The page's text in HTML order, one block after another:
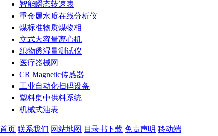
智能瞬态转速表
重金属水质在线分析仪
煤标准物质煤物相
立式大容量离心机
织物透湿量测试仪
医疗器械网
CR Magnetic传感器
工业自动化扫码设备
塑料集中供料系统
机械式油表
首页 联系我们 网站地图 目录书下载 免责声明 移动端